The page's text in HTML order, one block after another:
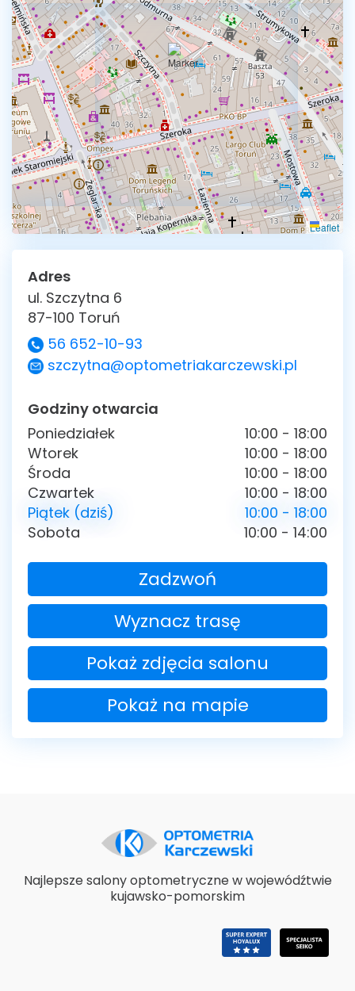
Leaflet
Adres
ul. Szczytna 6
87-100 Toruń
56 652-10-93
szczytna@optometriakarczewski.pl
Godziny otwarcia
Poniedziałek
10:00 - 18:00
Wtorek
10:00 - 18:00
Środa
10:00 - 18:00
Czwartek
10:00 - 18:00
Piątek (dziś)
10:00 - 18:00
Sobota
10:00 - 14:00
Zadzwoń
Wyznacz trasę
Pokaż zdjęcia salonu
Pokaż na mapie
Najlepsze salony optometryczne w wojewódźtwie
kujawsko-pomorskim